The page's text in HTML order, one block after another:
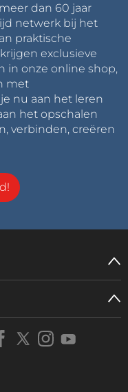
dan 60 jaar
netwerk bij het
praktische
exclusieve
in onze online shop,
met
nu aan het leren
het opschalen
verbinden, creëren